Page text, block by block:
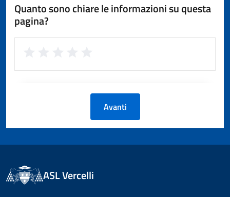
Quanto sono chiare le informazioni su questa
pagina?
Avanti
ASL Vercelli